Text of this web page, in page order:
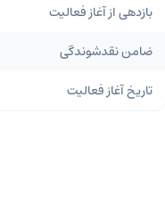
بازدهی از آغاز فعالیت
ضامن نقدشوندگی
تاریخ آغاز فعالیت